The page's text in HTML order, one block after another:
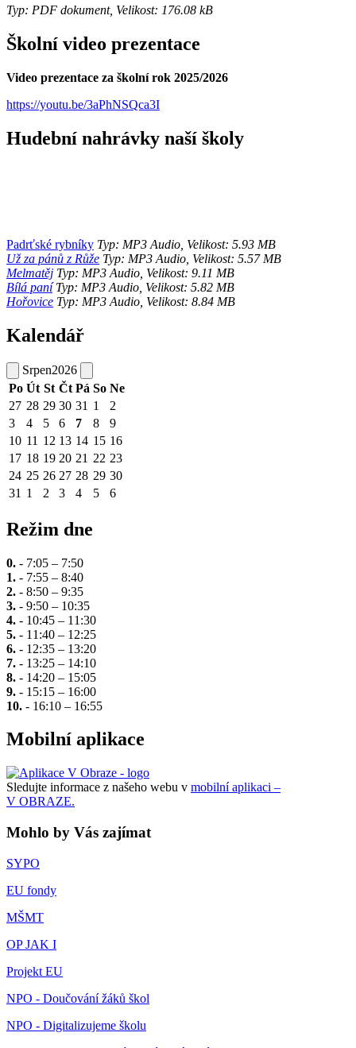
Typ: PDF dokument, Velikost: 176.08 kB
Školní video prezentace
Video prezentace za školní rok 2025/2026
https://youtu.be/3aPhNSQca3I
Hudební nahrávky naší školy
Padrťské rybníky Typ: MP3 Audio, Velikost: 5.93 MB
Už za pánů z Růže Typ: MP3 Audio, Velikost: 5.57 MB
Melmatěj Typ: MP3 Audio, Velikost: 9.11 MB
Bílá paníTyp: MP3 Audio, Velikost: 5.82 MB
Hořovice Typ: MP3 Audio, Velikost: 8.84 MB
Kalendář
Srpen2026
Po Út St Čt Pá So Ne
27 28 29 30 31 1
2
3
4 5 6 7 8
9
10 11 12 13 14 15 16
17 18 19 20 21 22 23
24 25 26 27 28 29 30
31 1 2 3 4 5 6
Režim dne
0. - 7:05 – 7:50
1. - 7:55 – 8:40
2. - 8:50 – 9:35
3. - 9:50 – 10:35
4. - 10:45 – 11:30
5. - 11:40 – 12:25
6. - 12:35 – 13:20
7. - 13:25 – 14:10
8. - 14:20 – 15:05
9. - 15:15 – 16:00
10. - 16:10 – 16:55
Mobilní aplikace
Sledujte informace z našeho webu v mobilní aplikaci –
V OBRAZE.
Mohlo by Vás zajímat
SYPO
EU fondy
MŠMT
OP JAK I
Projekt EU
NPO - Doučování žáků škol
NPO - Digitalizujeme školu